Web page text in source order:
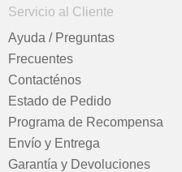
Servicio al Cliente
Ayuda / Preguntas
Frecuentes
Contacténos
Estado de Pedido
Programa de Recompensa
Envío y Entrega
Garantía y Devoluciones